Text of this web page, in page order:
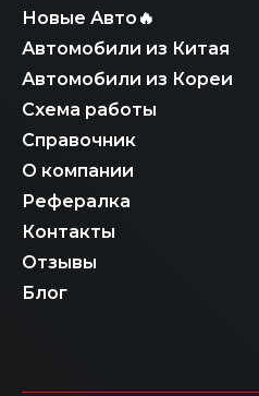
Новые Авто🔥
Автомобили из Китая
Автомобили из Кореи
Схема работы
Справочник
О компании
Рефералка
Контакты
Отзывы
Блог